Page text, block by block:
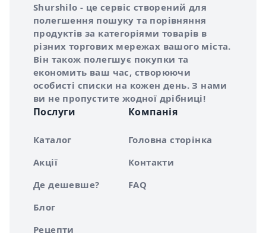
Про сервіс Shurshilo
Shurshilo - це сервіс створений для
полегшення пошуку та порівняння
продуктів за категоріями товарів в
різних торгових мережах вашого міста.
Він також полегшує покупки та
економить ваш час, створюючи
особисті списки на кожен день. З нами
ви не пропустите жодної дрібниці!
Послуги
Каталог
Акції
Де дешевше?
Блог
Рецепти
Компанія
Головна сторінка
Контакти
FAQ